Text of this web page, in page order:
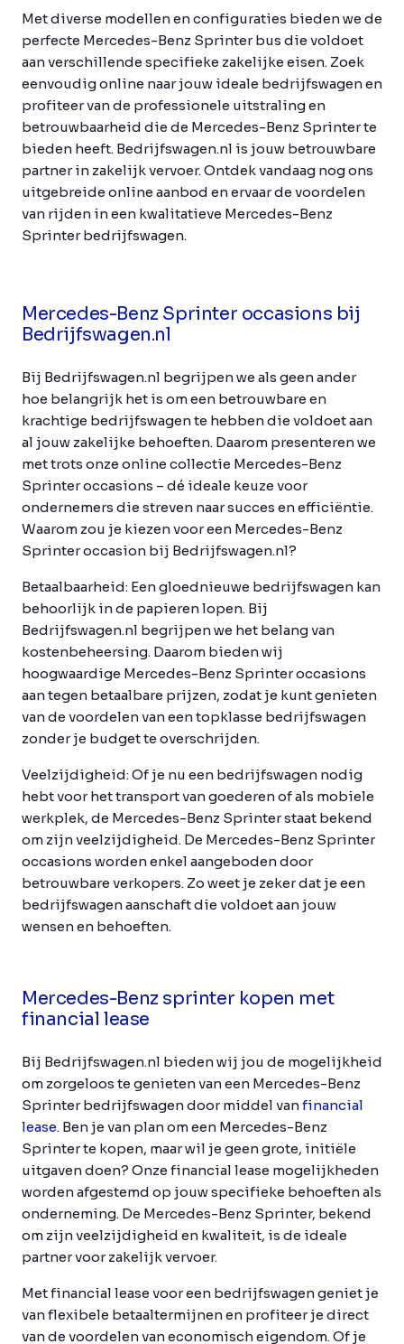
Met diverse modellen en configuraties bieden we de
perfecte Mercedes-Benz Sprinter bus die voldoet
aan verschillende specifieke zakelijke eisen. Zoek
eenvoudig online naar jouw ideale bedrijfswagen en
profiteer van de professionele uitstraling en
betrouwbaarheid die de Mercedes-Benz Sprinter te
bieden heeft. Bedrijfswagen.nl is jouw betrouwbare
partner in zakelijk vervoer. Ontdek vandaag nog ons
uitgebreide online aanbod en ervaar de voordelen
van rijden in een kwalitatieve Mercedes-Benz
Sprinter bedrijfswagen.
Mercedes-Benz Sprinter occasions bij
Bedrijfswagen.nl
Bij Bedrijfswagen.nl begrijpen we als geen ander
hoe belangrijk het is om een betrouwbare en
krachtige bedrijfswagen te hebben die voldoet aan
al jouw zakelijke behoeften. Daarom presenteren we
met trots onze online collectie Mercedes-Benz
Sprinter occasions – dé ideale keuze voor
ondernemers die streven naar succes en efficiëntie.
Waarom zou je kiezen voor een Mercedes-Benz
Sprinter occasion bij Bedrijfswagen.nl?
Betaalbaarheid: Een gloednieuwe bedrijfswagen kan
behoorlijk in de papieren lopen. Bij
Bedrijfswagen.nl begrijpen we het belang van
kostenbeheersing. Daarom bieden wij
hoogwaardige Mercedes-Benz Sprinter occasions
aan tegen betaalbare prijzen, zodat je kunt genieten
van de voordelen van een topklasse bedrijfswagen
zonder je budget te overschrijden.
Veelzijdigheid:Of je nu een bedrijfswagen nodig
hebt voor het transport van goederen of als mobiele
werkplek, de Mercedes-Benz Sprinter staat bekend
om zijn veelzijdigheid. De Mercedes-Benz Sprinter
occasions worden enkel aangeboden door
betrouwbare verkopers. Zo weet je zeker dat je een
bedrijfswagen aanschaft die voldoet aan jouw
wensen en behoeften.
Mercedes-Benz sprinter kopen met
financial lease
Bij Bedrijfswagen.nl bieden wij jou de mogelijkheid
om zorgeloos te genieten van een Mercedes-Benz
Sprinter bedrijfswagen door middel vanfinancial
lease. Ben je van plan om een Mercedes-Benz
Sprinter te kopen, maar wil je geen grote, initiële
uitgaven doen? Onze financial lease mogelijkheden
worden afgestemd op jouw specifieke behoeften als
onderneming. De Mercedes-Benz Sprinter, bekend
om zijn veelzijdigheid en kwaliteit, is de ideale
partner voor zakelijk vervoer.
Met financial lease voor een bedrijfswagen geniet je
van flexibele betaaltermijnen en profiteer je direct
van de voordelen van economisch eigendom. Of je